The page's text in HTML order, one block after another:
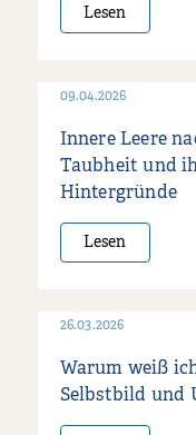
Lesen
09.04.2026
Innere Leere
Taubheit und
Hintergründe
Lesen
26.03.2026
Warum weiß
Selbstbild und